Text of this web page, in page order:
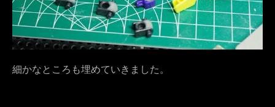
細かなところも埋めていきました。